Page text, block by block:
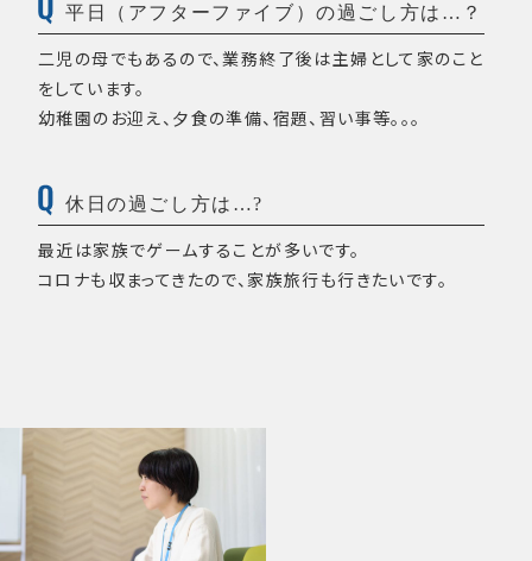
平日（アフターファイブ）の過ごし方は…？
二児の母でもあるので、業務終了後は主婦として家のこと
をしています。
幼稚園のお迎え、夕食の準備、宿題、習い事等。。。
休日の過ごし方は…?
最近は家族でゲームすることが多いです。
コロナも収まってきたので、家族旅行も行きたいです。